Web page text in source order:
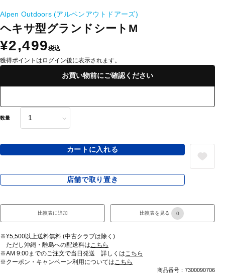
Alpen Outdoors (アルペンアウトドアーズ)
ヘキサ型グランドシートM
¥2,499税込
獲得ポイントはログイン後に表示されます。
お買い物前にご確認ください
数量
カートに入れる
店舗で取り置き
比較表に追加 比較表を見る 0
※¥5,500以上送料無料 (中古クラブは除く)
ただし沖縄・離島への配送料はこちら
※AM 9:00までのご注文で当日発送 詳しくはこちら
※クーポン・キャンペーン利用についてはこちら
商品番号：7300090706